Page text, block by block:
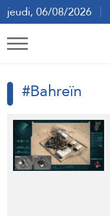
jeudi, 06/08/2026
#Bahreïn